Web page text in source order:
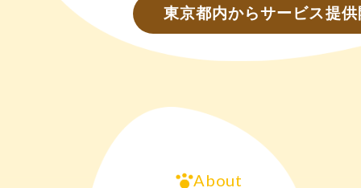
東京都内からサービス提供
About